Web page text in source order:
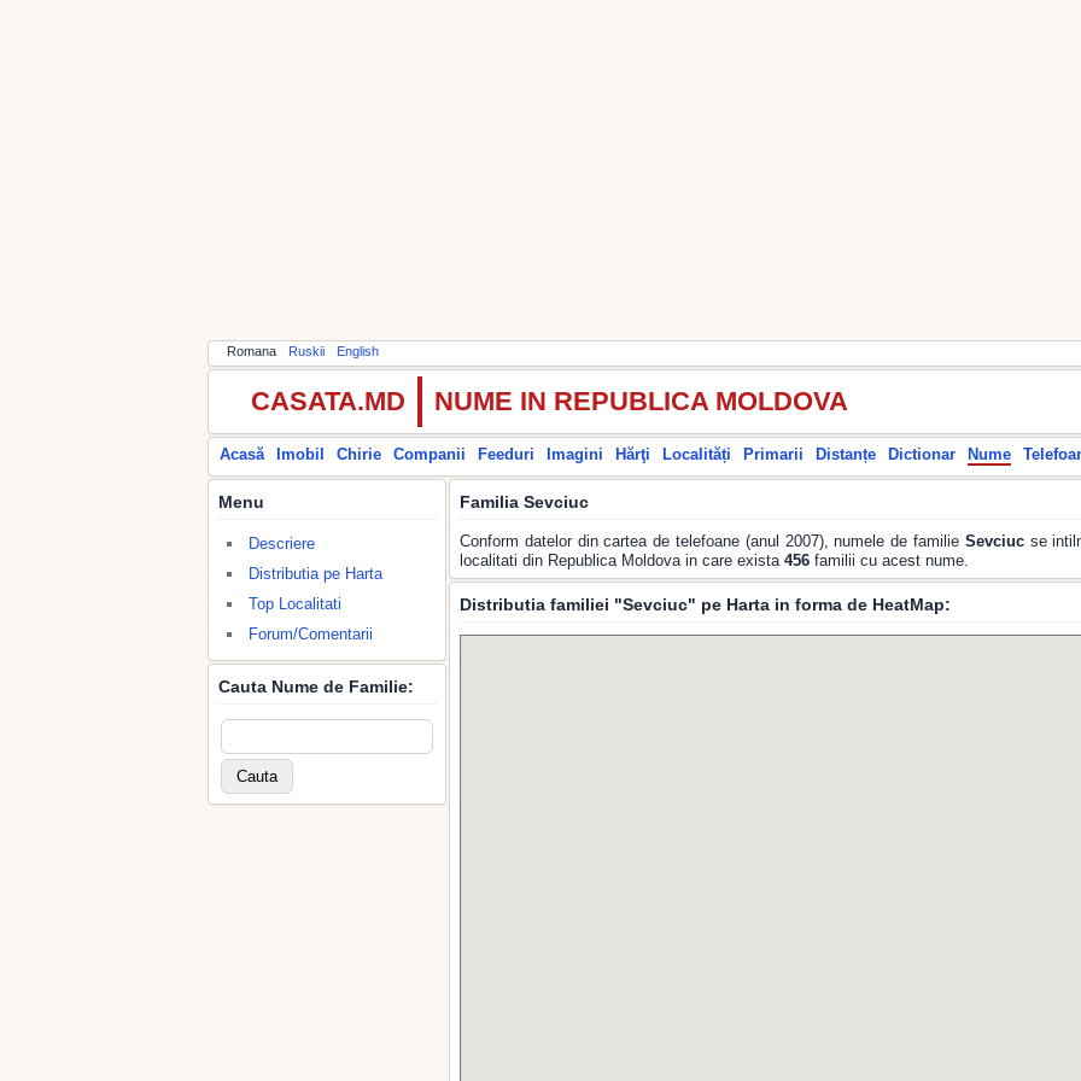
Romana Ruskii English
CASATA.MD NUME IN REPUBLICA MOLDOVA
Acasă Imobil Chirie Companii Feeduri Imagini Hărţi Localități Primarii Distanțe Dictionar Nume
Menu
Descriere
Distributia pe Harta
Top Localitati
Forum/Comentarii
Cauta Nume de Familie:
Familia Sevciuc
Conform datelor din cartea de telefoane (anul 2007), numele de familie Sevciucse
localitati din Republica Moldova in care exista 456 familii cu acest nume.
Distributia familiei "Sevciuc" pe Harta in forma de HeatMap: